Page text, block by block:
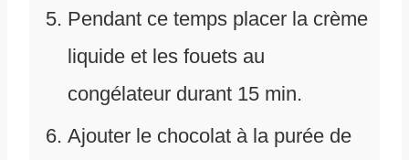
Pendant ce temps placer la crème
liquide et les fouets au
congélateur durant 15 min.
Ajouter le chocolat à la purée de